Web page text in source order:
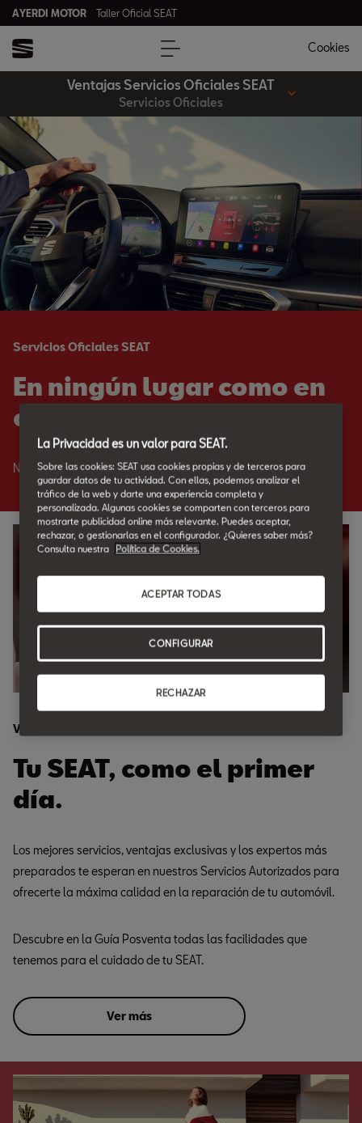
AYERDI MOTOR Taller Oficial SEAT
Cookies
Ventajas Servicios Oficiales SEAT
Servicios Oficiales
Servicios Oficiales SEAT
En ningún lugar como en
casa.
Nadie como SEAT para cuidar de tu SEAT.
Ventajas
Tu SEAT, como el primer
día.
Los mejores servicios, ventajas exclusivas y los expertos más
preparados te esperan en nuestros Servicios Autorizados para
ofrecerte la máxima calidad en la reparación de tu automóvil.
Descubre en la Guía Posventa todas las facilidades que
tenemos para el cuidado de tu SEAT.
Ver más
La Privacidad es un valor para SEAT.
Sobre las cookies: SEAT usa cookies propias y de terceros para
guardar datos de tu actividad. Con ellas, podemos analizar el
tráfico de la web y darte una experiencia completa y
personalizada. Algunas cookies se comparten con terceros para
mostrarte publicidad online más relevante. Puedes aceptar,
rechazar, o gestionarlas en el configurador. ¿Quieres saber más?
Consulta nuestra
Política de Cookies.
RECHAZAR
ACEPTAR TODAS
CONFIGURAR